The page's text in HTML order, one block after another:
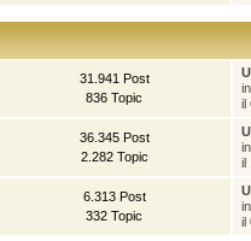
31.941 Post
836 Topic
in
il
36.345 Post
2.282 Topic
il
6.313 Post
332 Topic
in
il